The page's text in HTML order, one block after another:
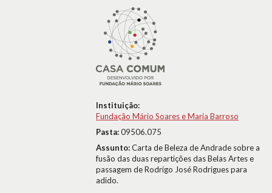
Instituição:
Fundação Mário Soares e Maria Barroso
Pasta:09506.075
Assunto:Carta de Beleza de Andrade sobre a
fusão das duas repartições das Belas Artes e
passagem de Rodrigo José Rodrigues para
adido.